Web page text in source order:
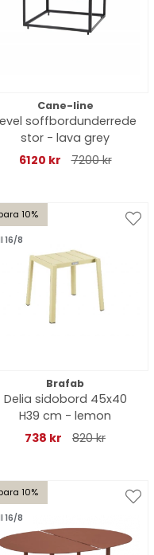
Cane-line
soffbordunderrede
stor - lava grey
6120 kr
7200 kr
10%
16/8
Brafab
Delia sidobord 45x40
H39 cm - lemon
738 kr
820 kr
10%
16/8